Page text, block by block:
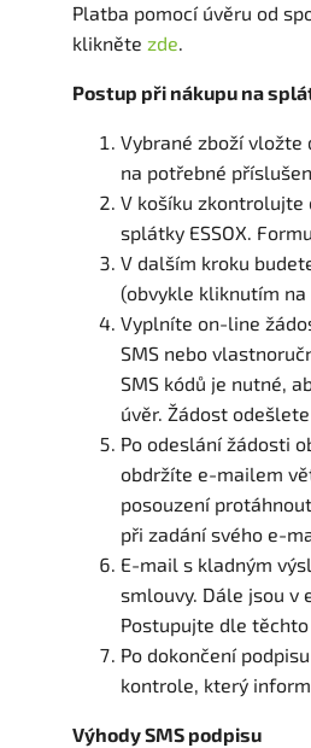
Platba pomocí úvěru od
klikněte zde.
Postup při nákupu na
Vybrané zboží vložte
na potřebné
V košíku zkontrolujte
splátky ESSOX.
V dalším kroku
(obvykle kliknutím na
Vyplníte on-line
SMS nebo
SMS kódů je nutné,
úvěr. Žádost
Po odeslání žádosti
obdržíte e-mailem
posouzení
při zadání svého e-
E-mail s kladným
smlouvy. Dále jsou v
Postupujte dle
Po dokončení
kontrole, který
Výhody SMS podpisu